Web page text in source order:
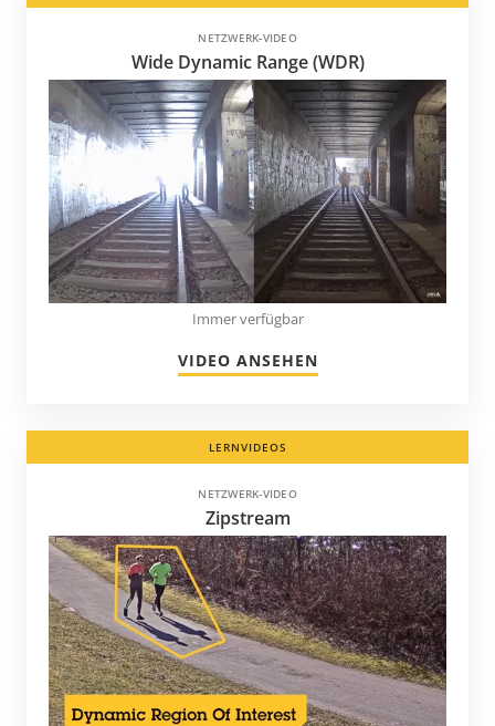
NETZWERK-VIDEO
Wide Dynamic Range (WDR)
Immer verfügbar
VIDEO ANSEHEN
LERNVIDEOS
NETZWERK-VIDEO
Zipstream